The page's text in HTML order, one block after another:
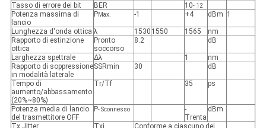
Tasso di errore dei bit BER 10- 12
Potenza massima di
lancio
PMax. -1 +4 dBm 1
Lunghezza d'onda ottica λ 1530 1550 1565
nm
Rapporto di estinzione
ottica
Pronto
soccorso
8.2 dB
Larghezza spettrale Δλ 1
nm
Rapporto di soppressione
in modalità laterale
SSRmin 30 dB
Tempo di
aumento/abbassamento
(20%~80%)
Tr/Tf 35 ps
Potenza media di lancio
del trasmettitore OFF
P- Sconnesso
-
Trenta
dBm